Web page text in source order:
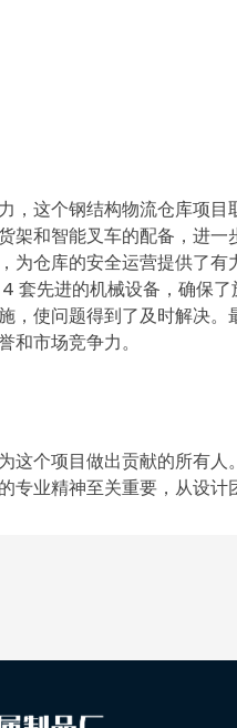
，这个钢结构物流仓库项
架和智能叉车的配备，进
为仓库的安全运营提供了
套先进的机械设备，确保
，使问题得到了及时解决
和市场竞争力。
这个项目做出贡献的所有
专业精神至关重要，从设